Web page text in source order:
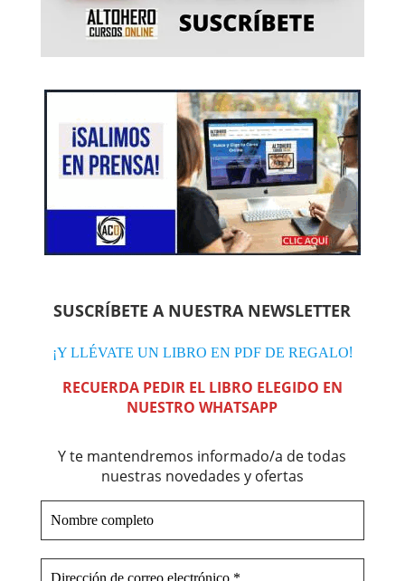
SUSCRÍBETE A NUESTRA NEWSLETTER
¡Y LLÉVATE UN LIBRO EN PDF DE REGALO!
RECUERDA PEDIR EL LIBRO ELEGIDO EN
NUESTRO WHATSAPP
Y te mantendremos informado/a de todas
nuestras novedades y ofertas
completo